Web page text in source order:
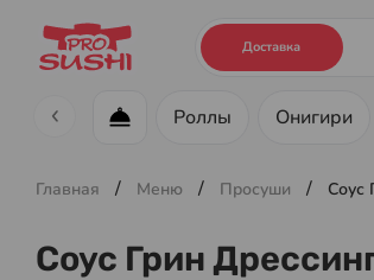
Доставка
Меню ресторана
Роллы Онигири
Главная / Меню / Просуши / Соус
Соус Грин